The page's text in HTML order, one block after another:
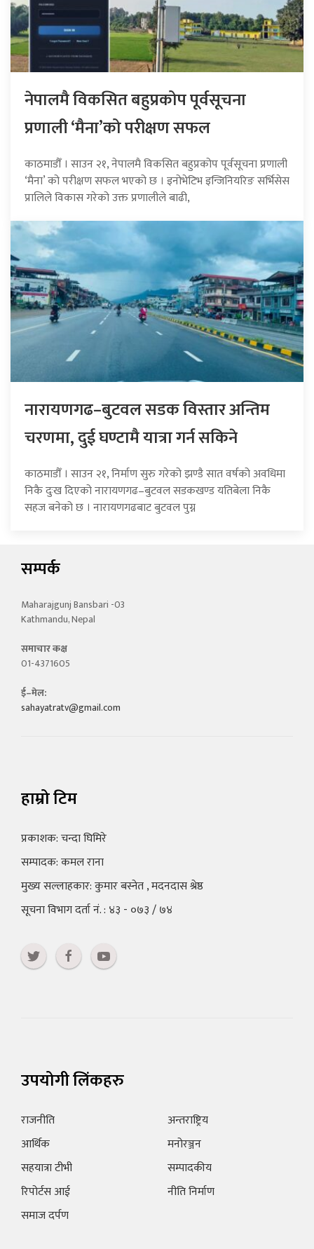
नेपालमै विकसित बहुप्रकोप पूर्वसूचना
प्रणाली ‘मैना’को परीक्षण सफल
काठमाडौँ । साउन २१, नेपालमै विकसित बहुप्रकोप पूर्वसूचना प्रणाली
‘मैना’ को परीक्षण सफल भएको छ । इनोभेटिभ इन्जिनियरिङ सर्भिसेस
प्रालिले विकास गरेको उक्त प्रणालीले बाढी,
नारायणगढ–बुटवल सडक विस्तार अन्तिम
चरणमा, दुई घण्टामै यात्रा गर्न सकिने
काठमाडौँ । साउन २१, निर्माण सुरु गरेको झण्डै सात वर्षको अवधिमा
निकै दुःख दिएको नारायणगढ–बुटवल सडकखण्ड यतिबेला निकै
सहज बनेको छ । नारायणगढबाट बुटवल पुग्न
सम्पर्क
Maharajgunj Bansbari -03
Kathmandu, Nepal
समाचार कक्ष
01-4371605
ई–मेल:
sahayatratv@gmail.com
हाम्रो टिम
प्रकाशक: चन्दा घिमिरे
सम्पादक: कमल राना
मुख्य सल्लाहकार: कुमार बस्नेत , मदनदास श्रेष्ठ
सूचना विभाग दर्ता नं. : ४३ - ०७३ / ७४
उपयोगी लिंकहरु
राजनीति
आर्थिक
सहयात्रा टीभी
रिपोर्टस आई
समाज दर्पण
अन्तराष्ट्रिय
मनोरञ्जन
सम्पादकीय
नीति निर्माण